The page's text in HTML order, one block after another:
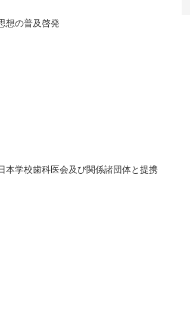
想の普及啓発
本学校歯科医会及び関係諸団体と提携